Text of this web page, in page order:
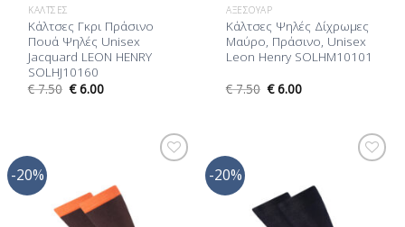
ΚΆΛΤΣΕΣ
Κάλτσες Γκρι Πράσινο
Πουά Ψηλές Unisex
Jacquard LEON HENRY
SOLHJ10160
€7.50 €6.00
ΑΞΕΣΟΥΆΡ
Κάλτσες Ψηλές Δίχρωμες
Μαύρο, Πράσινο, Unisex
Leon Henry SOLHM10101
€7.50 €6.00
-20% -20%